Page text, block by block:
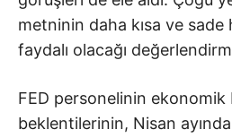
metninin daha kısa ve
faydalı olacağı
FED personelinin ekonomik
beklentilerinin, Nisan